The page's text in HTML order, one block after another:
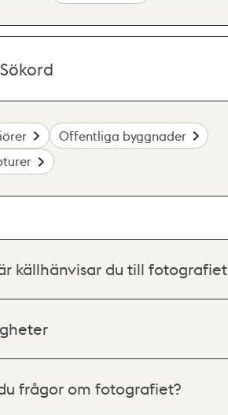
Sökord
Offentliga byggnader
källhänvisar du till fotografiet
frågor om fotografiet?